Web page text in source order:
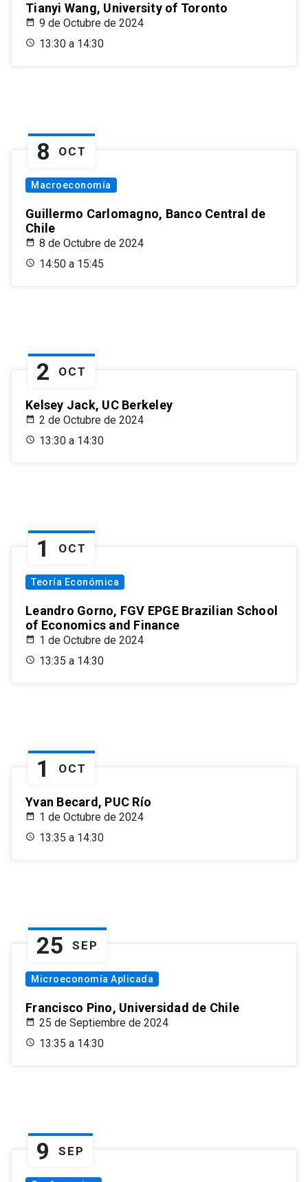
Tianyi Wang, University of Toronto
9 de Octubre de 2024
13:30 a 14:30
8 OCT
Macroeconomía
Guillermo Carlomagno, Banco Central de
Chile
8 de Octubre de 2024
14:50 a 15:45
2 OCT
Kelsey Jack, UC Berkeley
2 de Octubre de 2024
13:30 a 14:30
1 OCT
Teoría Económica
Leandro Gorno, FGV EPGE Brazilian School
of Economics and Finance
1 de Octubre de 2024
13:35 a 14:30
1 OCT
Yvan Becard, PUC Río
1 de Octubre de 2024
13:35 a 14:30
25 SEP
Microeconomía Aplicada
Francisco Pino, Universidad de Chile
25 de Septiembre de 2024
13:35 a 14:30
9 SEP